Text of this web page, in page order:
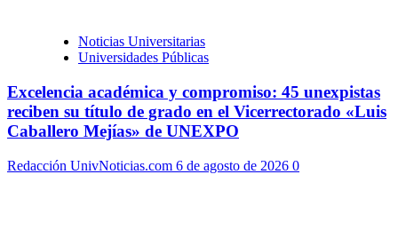
Noticias Universitarias
Universidades Públicas
Excelencia académica y compromiso: 45 unexpistas
reciben su título de grado en el Vicerrectorado «Luis
Caballero Mejías» de UNEXPO
Redacción UnivNoticias.com 6 de agosto de 2026 0